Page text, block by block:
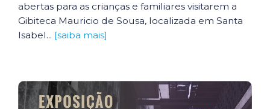
abertas para as crianças e familiares visitarem a
Gibiteca Mauricio de Sousa, localizada em Santa
Isabel... [saiba mais]